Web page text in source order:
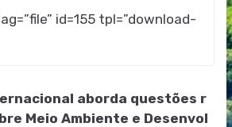
id=155 tpl=”download-
aborda questões r
Meio Ambiente e Desenvol